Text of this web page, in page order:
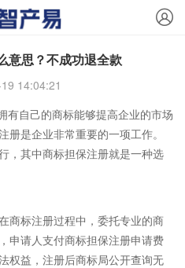
意思？不成功退全款
14:04:21
有自己的商标能够提高企业的市场
是企业非常重要的一项工作。
，其中商标担保注册就是一种选
商标注册过程中，委托专业的商
申请人支付商标担保注册申请费
权益，注册后商标局公开查询无